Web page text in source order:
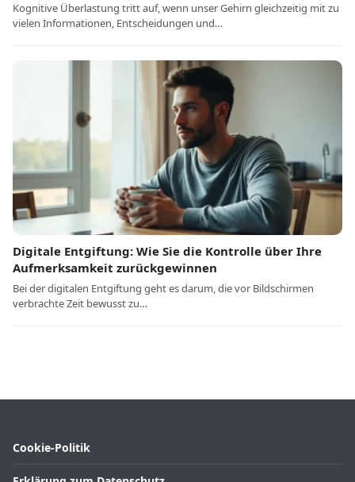
Kognitive Überlastung tritt auf, wenn unser Gehirn gleichzeitig mit zu
vielen Informationen, Entscheidungen und…
Digitale Entgiftung: Wie Sie die Kontrolle über Ihre
Aufmerksamkeit zurückgewinnen
Bei der digitalen Entgiftung geht es darum, die vor Bildschirmen
verbrachte Zeit bewusst zu…
Cookie-Politik